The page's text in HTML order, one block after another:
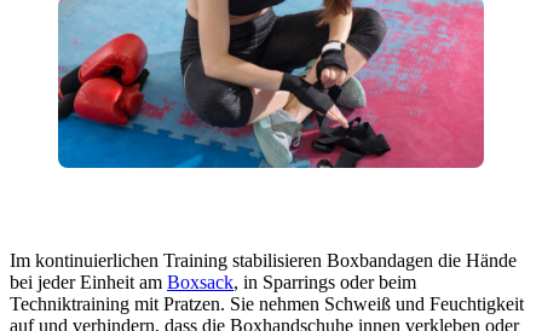
Im kontinuierlichen Training stabilisieren Boxbandagen die Hände
bei jeder Einheit am Boxsack, in Sparrings oder beim
Techniktraining mit Pratzen. Sie nehmen Schweiß und Feuchtigkeit
auf und verhindern, dass die Boxhandschuhe innen verkleben oder